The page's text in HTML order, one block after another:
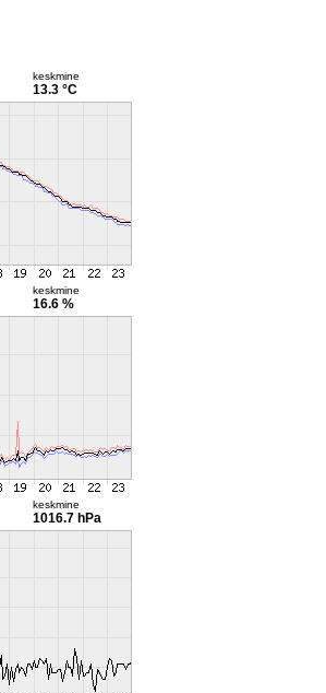
keskmine
13.3 °C
keskmine
16.6 %
keskmine
1016.7 hPa